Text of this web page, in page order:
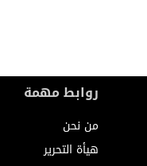
روابط مهمة
من نحن
هيأة التحرير